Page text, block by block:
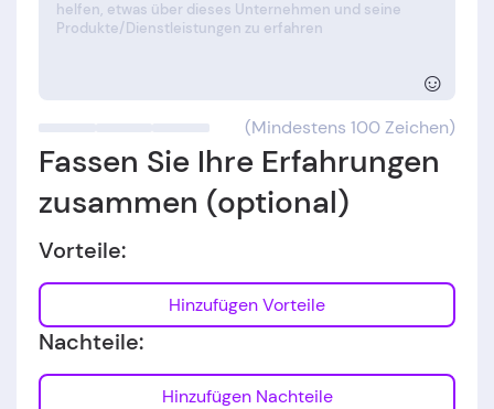
☺
(Mindestens 100 Zeichen)
Fassen Sie Ihre Erfahrungen
zusammen (optional)
Vorteile:
Hinzufügen Vorteile
Nachteile:
Hinzufügen Nachteile